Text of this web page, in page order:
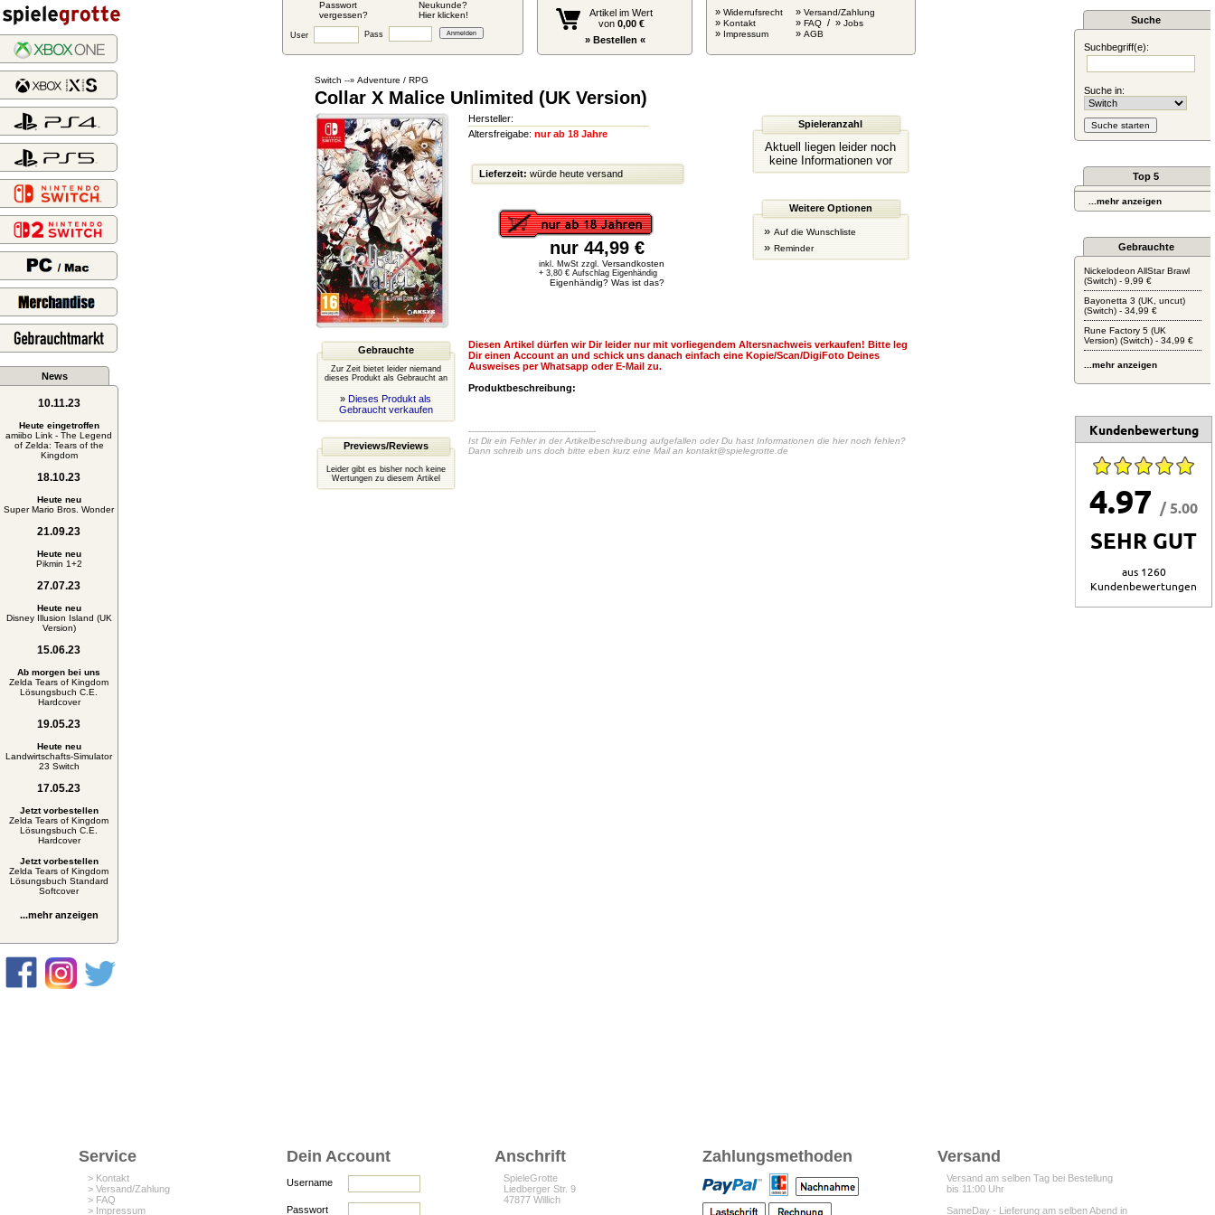
Passwort
vergessen?
Neukunde?
Hier klicken!
User Pass
Artikel im Wert
von 0,00 €
» Bestellen «
» Widerrufsrecht
» Kontakt
» Impressum
» Versand/Zahlung
» FAQ / » Jobs
» AGB
News
10.11.23
Heute eingetroffen
amiibo Link - The Legend
of Zelda: Tears of the
Kingdom
18.10.23
Heute neu
Super Mario Bros. Wonder
21.09.23
Heute neu
Pikmin 1+2
27.07.23
Heute neu
Disney Illusion Island (UK
Version)
15.06.23
Ab morgen bei uns
Zelda Tears of Kingdom
Lösungsbuch C.E.
Hardcover
19.05.23
Heute neu
Landwirtschafts-Simulator
23 Switch
17.05.23
Jetzt vorbestellen
Zelda Tears of Kingdom
Lösungsbuch C.E.
Hardcover
Jetzt vorbestellen
Zelda Tears of Kingdom
Lösungsbuch Standard
Softcover
...mehr anzeigen
Switch --» Adventure / RPG
Collar X Malice Unlimited (UK Version)
Hersteller:
Altersfreigabe: nur ab 18 Jahre
Lieferzeit: würde heute versand
nur 44,99 €
inkl. MwSt zzgl. Versandkosten
+ 3,80 € Aufschlag Eigenhändig
Eigenhändig? Was ist das?
Spieleranzahl
Aktuell liegen leider noch
keine Informationen vor
Weitere Optionen
» Auf die Wunschliste
» Reminder
Gebrauchte
Zur Zeit bietet leider niemand
dieses Produkt als Gebraucht an
» Dieses Produkt als
Gebraucht verkaufen
Previews/Reviews
Leider gibt es bisher noch keine
Wertungen zu diesem Artikel
Diesen Artikel dürfen wir Dir leider nur mit vorliegendem Altersnachweis verkaufen! Bitte leg
Dir einen Account an und schick uns danach einfach eine Kopie/Scan/DigiFoto Deines
Ausweises per Whatsapp oder E-Mail zu.
Produktbeschreibung:
-----------------------------------------------
Ist Dir ein Fehler in der Artikelbeschreibung aufgefallen oder Du hast Informationen die hier noch fehlen?
Dann schreib uns doch bitte eben kurz eine Mail an kontakt@spielegrotte.de
Suche
Suchbegriff(e):
Suche in:
Top 5
...mehr anzeigen
Gebrauchte
Nickelodeon AllStar Brawl
(Switch) - 9,99 €
Bayonetta 3 (UK, uncut)
(Switch) - 34,99 €
Rune Factory 5 (UK
Version) (Switch) - 34,99 €
...mehr anzeigen
Kundenbewertung
4.97 / 5.00
SEHR GUT
aus 1260
Kundenbewertungen
Service
> Kontakt
> Versand/Zahlung
> FAQ
> Impressum
Dein Account
Username
Passwort
Anschrift
SpieleGrotte
Liedberger Str. 9
47877 Willich
Zahlungsmethoden Versand
Versand am selben Tag bei Bestellung
bis 11:00 Uhr
SameDay - Lieferung am selben Abend in